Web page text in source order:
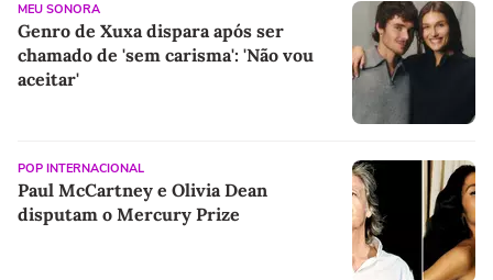
MEU SONORA
Genro de Xuxa dispara após ser
chamado de 'sem carisma': 'Não vou
aceitar'
POP INTERNACIONAL
Paul McCartney e Olivia Dean
disputam o Mercury Prize